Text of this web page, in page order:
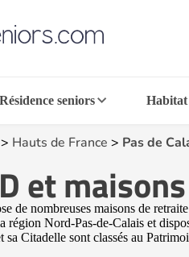
Résidence seniors
> Hauts de France > Pas de
et
de nombreuses maisons de
région Nord-Pas-de-Calais et
sa Citadelle sont classés au